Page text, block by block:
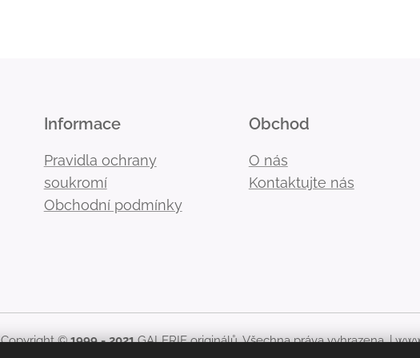
Informace
Pravidla ochrany
soukromí
Obchodní podmínky
Obchod
O nás
Kontaktujte nás
Copyright ©1999 - 2021GALERIE originálů. Všechna práva vyhrazena. |